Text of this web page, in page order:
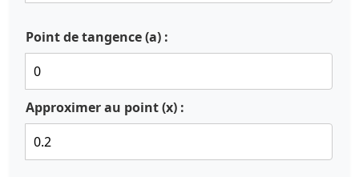
Point de tangence (a) :
Approximer au point (x) :